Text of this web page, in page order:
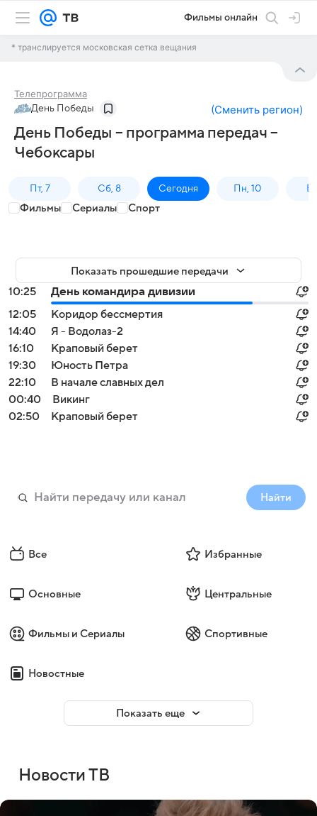
Фильмы онлайн
* транслируется московская сетка вещания
Телепрограмма
День Победы (Сменить регион)
День Победы – программа передач –
Чебоксары
Пт, 7 Сб, 8 Сегодня Пн, 10
Фильмы Сериалы Спорт
Показать прошедшие передачи
10:25
День командира дивизии
12:05
Коридор бессмертия
14:40
Я - Водолаз-2
16:10
Краповый берет
19:30
Юность Петра
22:10
В начале славных дел
00:40
Викинг
02:50
Краповый берет
Найти
Все Избранные
Основные Центральные
Фильмы и Сериалы Спортивные
Новостные
Показать еще
Новости ТВ